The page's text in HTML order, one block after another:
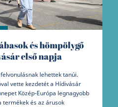
és hömpölygő
első napja
lehettek tanúi.
vette kezdetét a Hídivásár
Közép-Európa legnagyobb
termékek és az árusok